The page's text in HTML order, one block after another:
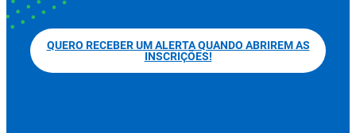
QUERO RECEBER UM ALERTA QUANDO ABRIREM AS
INSCRIÇÕES!